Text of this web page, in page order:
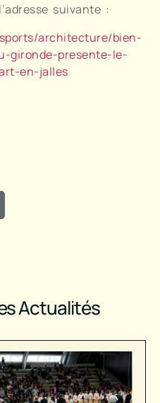
suivante :
architecture/bien-
gironde-presente-le-
en-jalles
Actualités